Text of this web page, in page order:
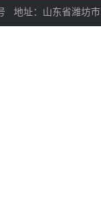
地址：山东省潍坊